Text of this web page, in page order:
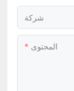
شركة
المحتوى